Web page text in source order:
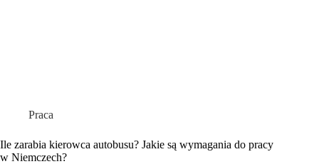
Praca
Ile zarabia kierowca autobusu? Jakie są wymagania do pracy
w Niemczech?